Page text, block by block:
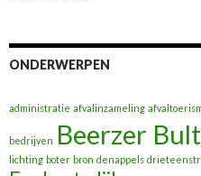
ONDERWERPEN
administratie afvalinzameling
bedrijven Beerzer
lichting boter bron denappels